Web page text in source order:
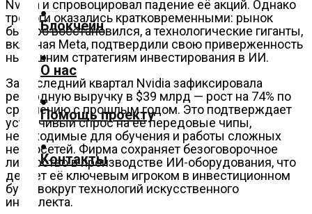
Экономика
Слово
читателя
Блокчейн
О
нас
Блокчейн
О нас
Помощь проекту
Контакты
Nvidia и спровоцировал падение её акций. Однако
тревоги оказались кратковременными: рынок
быстро восстановился, а технологические гиганты,
включая Meta, подтвердили свою приверженность
нынешним стратегиям инвестирования в ИИ.
За последний квартал Nvidia зафиксировала
рекордную выручку в $39 млрд — рост на 74% по
сравнению с прошлым годом. Это подтверждает
устойчивый спрос на её передовые чипы,
необходимые для обучения и работы сложных
нейросетей. Фирма сохраняет безоговорочное
лидерство в производстве ИИ-оборудования, что
делает её ключевым игроком в инвестиционном
буме вокруг технологий искусственного
интеллекта.